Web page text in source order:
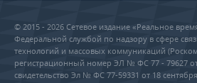
© 2015 - 2026 Сетевое издание «Реальное
Федеральной службой по надзору в сфере
технологий и массовых коммуникаций
регистрационный номер ЭЛ № ФС 77 - 79627 от
свидетельство Эл № ФС 77-59331 от 18